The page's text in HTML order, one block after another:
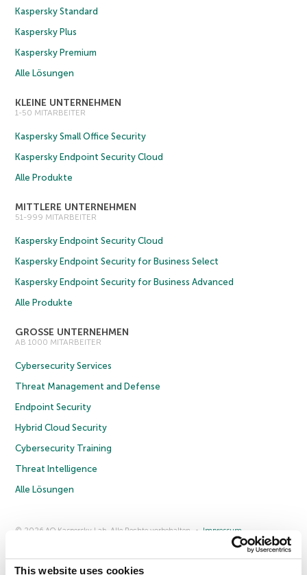
This website uses cookies
Kaspersky Standard
Kaspersky Plus
Kaspersky Premium
Alle Lösungen
KLEINE UNTERNEHMEN
1-50 MITARBEITER
Kaspersky Small Office Security
Kaspersky Endpoint Security Cloud
Alle Produkte
MITTLERE UNTERNEHMEN
51-999 MITARBEITER
Kaspersky Endpoint Security Cloud
Kaspersky Endpoint Security for Business Select
Kaspersky Endpoint Security for Business Advanced
Alle Produkte
GROSSE UNTERNEHMEN
AB 1000 MITARBEITER
Cybersecurity Services
Threat Management and Defense
Endpoint Security
Hybrid Cloud Security
Cybersecurity Training
Threat Intelligence
Alle Lösungen
© 2026 AO Kaspersky Lab. Alle Rechte vorbehalten.
Impressum
Lizenzvereinbarung B2B
Anmeldung zum Newsletter für B2B-Vertriebspartner